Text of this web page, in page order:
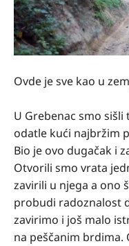
Ovde je sve kao u
U Grebenac smo
odatle kući najbržim
Bio je ovo dugačak i
Otvorili smo vrata
zavirili u njega a ono
probudi radoznalost
zavirimo i još malo
na peščanim